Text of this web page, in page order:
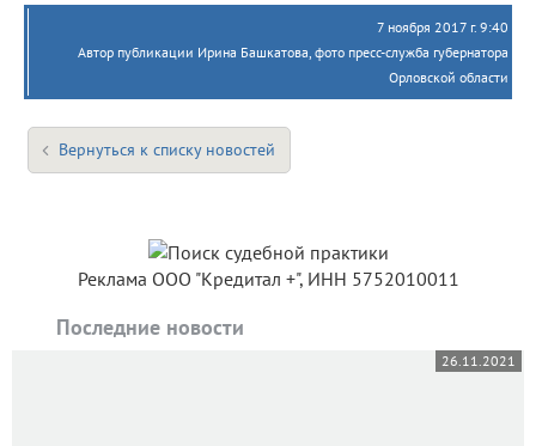
7 ноября 2017 г. 9:40
Автор публикации Ирина Башкатова, фото пресс-служба губернатора
Орловской области
Вернуться к списку новостей
Реклама ООО "Кредитал +", ИНН 5752010011
Последние новости
26.11.2021